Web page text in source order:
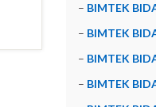
– BIMTEK
– BIMTEK
– BIMTEK
– BIMTEK